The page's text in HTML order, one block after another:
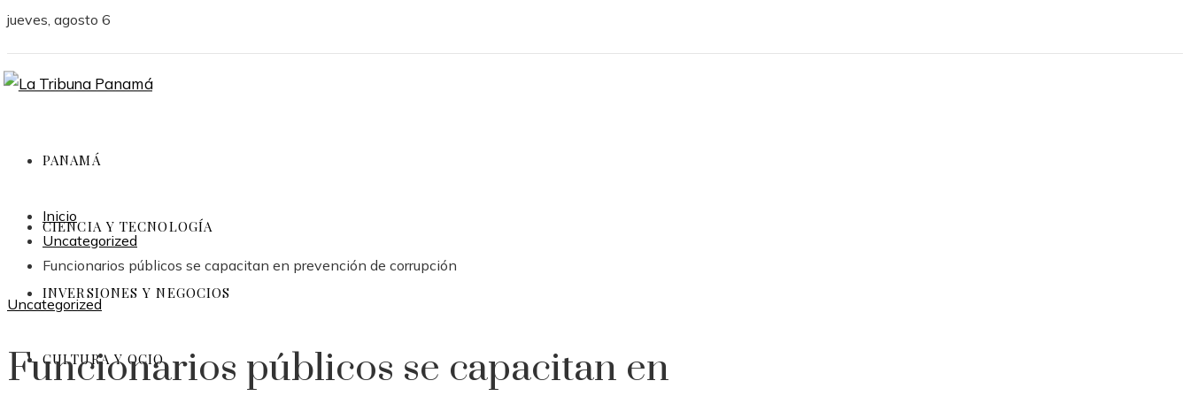
jueves, agosto 6
PANAMÁ
CIENCIA Y TECNOLOGÍA
INVERSIONES Y NEGOCIOS
CULTURA Y OCIO
Inicio
Uncategorized
Funcionarios públicos se capacitan en prevención de corrupción
Uncategorized
Funcionarios públicos se capacitan en